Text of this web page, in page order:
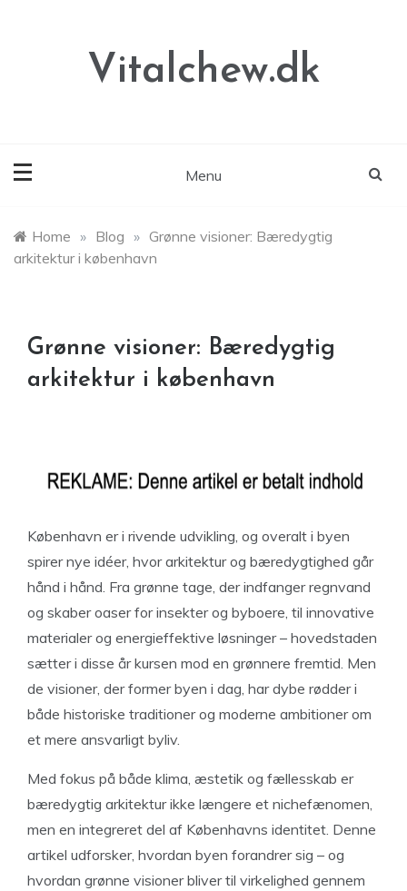
Vitalchew.dk
Menu
Home » Blog » Grønne visioner: Bæredygtig
arkitektur i københavn
Grønne visioner: Bæredygtig
arkitektur i københavn
København er i rivende udvikling, og overalt i byen
spirer nye idéer, hvor arkitektur og bæredygtighed går
hånd i hånd. Fra grønne tage, der indfanger regnvand
og skaber oaser for insekter og byboere, til innovative
materialer og energieffektive løsninger – hovedstaden
sætter i disse år kursen mod en grønnere fremtid. Men
de visioner, der former byen i dag, har dybe rødder i
både historiske traditioner og moderne ambitioner om
et mere ansvarligt byliv.
Med fokus på både klima, æstetik og fællesskab er
bæredygtig arkitektur ikke længere et nichefænomen,
men en integreret del af Københavns identitet. Denne
artikel udforsker, hvordan byen forandrer sig – og
hvordan grønne visioner bliver til virkelighed gennem